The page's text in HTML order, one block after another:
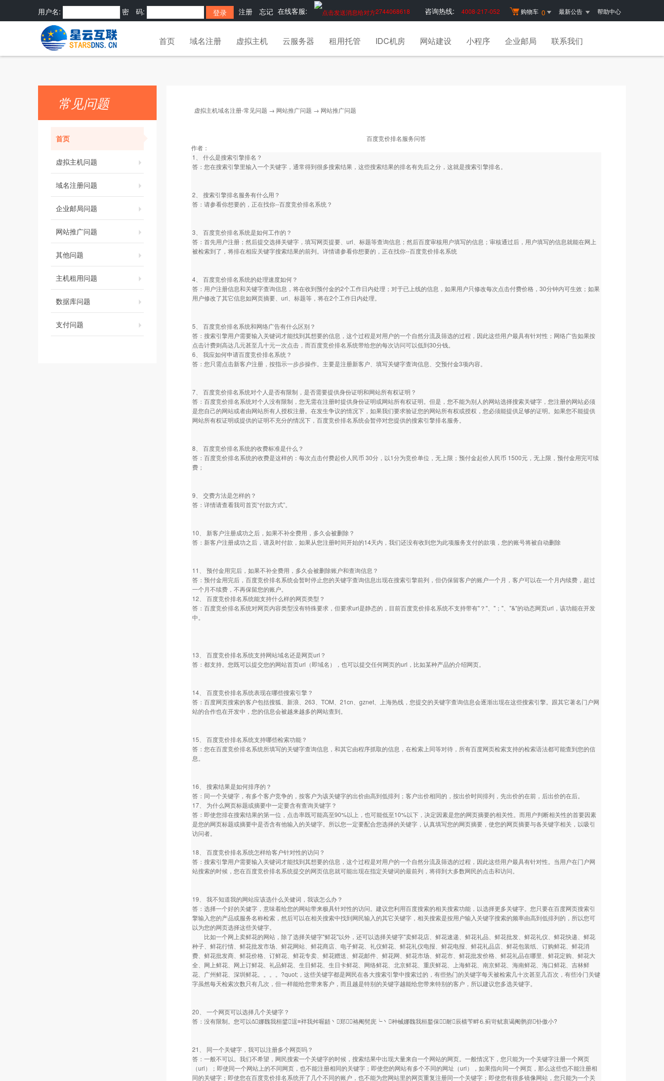
在线客服: 2744068618 咨询热线: 4008-217-052 购物车 0 最新公告 帮助中心
用户名: 密 码: 注册 忘记
密码? 快捷登录:
首页 域名注册 虚拟主机 云服务器 租用托管 IDC机房 网站建设 小程序 企业邮局 联系我们
常见问题
首页
虚拟主机问题
域名注册问题
企业邮局问题
网站推广问题
其他问题
主机租用问题
数据库问题
支付问题
虚拟主机域名注册-常见问题 → 网站推广问题 → 网站推广问题
百度竞价排名服务问答
作者：
1、 什么是搜索引擎排名？
答：您在搜索引擎里输入一个关键字，通常得到很多搜索结果，这些搜索结果的排名有先后之分，这就是搜索引擎排名。
2、 搜索引擎排名服务有什么用？
答：请参看你想要的，正在找你--百度竞价排名系统？
3、 百度竞价排名系统是如何工作的？
答：首先用户注册；然后提交选择关键字，填写网页提要、url、标题等查询信息；然后百度审核用户填写的信息；审核通过后，用户填写的信息就能在网上
被检索到了，将排在相应关键字搜索结果的前列。详情请参看你想要的，正在找你--百度竞价排名系统
4、 百度竞价排名系统的处理速度如何？
答：用户注册信息和关键字查询信息，将在收到预付金的2个工作日内处理；对于已上线的信息，如果用户只修改每次点击付费价格，30分钟内可生效；如果
用户修改了其它信息如网页摘要、url、标题等，将在2个工作日内处理。
5、 百度竞价排名系统和网络广告有什么区别？
答：搜索引擎用户需要输入关键词才能找到其想要的信息，这个过程是对用户的一个自然分流及筛选的过程，因此这些用户最具有针对性；网络广告如果按
点击计费则高达几元甚至几十元一次点击，而百度竞价排名系统带给您的每次访问可以低到30分钱。
6、 我应如何申请百度竞价排名系统？
答：您只需点击新客户注册，按指示一步步操作。主要是注册新客户、填写关键字查询信息、交预付金3项内容。
7、 百度竞价排名系统对个人是否有限制，是否需要提供身份证明和网站所有权证明？
答：百度竞价排名系统对个人没有限制，您无需在注册时提供身份证明或网站所有权证明。但是，您不能为别人的网站选择搜索关键字，您注册的网站必须
是您自己的网站或者由网站所有人授权注册。在发生争议的情况下，如果我们要求验证您的网站所有权或授权，您必须能提供足够的证明。如果您不能提供
网站所有权证明或提供的证明不充分的情况下，百度竞价排名系统会暂停对您提供的搜索引擎排名服务。
8、 百度竞价排名系统的收费标准是什么？
答：百度竞价排名系统的收费是这样的：每次点击付费起价人民币 30分，以1分为竞价单位，无上限；预付金起价人民币 1500元，无上限，预付金用完可续
费；
9、 交费方法是怎样的？
答：详情请查看我司首页“付款方式”。
10、 新客户注册成功之后，如果不补全费用，多久会被删除？
答：新客户注册成功之后，请及时付款，如果从您注册时间开始的14天内，我们还没有收到您为此项服务支付的款项，您的账号将被自动删除
11、 预付金用完后，如果不补全费用，多久会被删除账户和查询信息？
答：预付金用完后，百度竞价排名系统会暂时停止您的关键字查询信息出现在搜索引擎前列，但仍保留客户的账户一个月，客户可以在一个月内续费，超过
一个月不续费，不再保留您的账户。
12、 百度竞价排名系统能支持什么样的网页类型？
答：百度竞价排名系统对网页内容类型没有特殊要求，但要求url是静态的，目前百度竞价排名系统不支持带有"？"、"；"、"&"的动态网页url，该功能在开发
中。
13、 百度竞价排名系统支持网站域名还是网页url？
答：都支持。您既可以提交您的网站首页url（即域名），也可以提交任何网页的url，比如某种产品的介绍网页。
14、 百度竞价排名系统表现在哪些搜索引擎？
答：百度网页搜索的客户包括搜狐、新浪、263、TOM、21cn、gznet、上海热线，您提交的关键字查询信息会逐渐出现在这些搜索引擎。跟其它著名门户网
站的合作也在开发中，您的信息会被越来越多的网站查到。
15、 百度竞价排名系统支持哪些检索功能？
答：您在百度竞价排名系统所填写的关键字查询信息，和其它由程序抓取的信息，在检索上同等对待，所有百度网页检索支持的检索语法都可能查到您的信
息。
16、 搜索结果是如何排序的？
答：同一个关键字，有多个客户竞争的，按客户为该关键字的出价由高到低排列；客户出价相同的，按出价时间排列，先出价的在前，后出价的在后。
17、 为什么网页标题或摘要中一定要含有查询关键字？
答：即使您排在搜索结果的第一位，点击率既可能高至90%以上，也可能低至10%以下，决定因素是您的网页摘要的相关性。而用户判断相关性的首要因素
是您的网页标题或摘要中是否含有他输入的关键字。所以您一定要配合您选择的关键字，认真填写您的网页摘要，使您的网页摘要与各关键字相关，以吸引
访问者。
18、 百度竞价排名系统怎样给客户针对性的访问？
答：搜索引擎用户需要输入关键词才能找到其想要的信息，这个过程是对用户的一个自然分流及筛选的过程，因此这些用户最具有针对性。当用户在门户网
站搜索的时候，您在百度竞价排名系统提交的网页信息就可能出现在指定关键词的最前列，将得到大多数网民的点击和访问。
19、 我不知道我的网站应该选什么关健词，我该怎么办？
答：选择一个好的关健字，意味着给您的网站带来极具针对性的访问。建议您利用百度搜索的相关搜索功能，以选择更多关键字。您只要在百度网页搜索引
擎输入您的产品或服务名称检索，然后可以在相关搜索中找到网民输入的其它关键字，相关搜索是按用户输入关键字搜索的频率由高到低排列的，所以您可
以为您的网页选择这些关键字。
比如一个网上卖鲜花的网站，除了选择关键字"鲜花"以外，还可以选择关键字"卖鲜花店、鲜花速递、鲜花礼品、鲜花批发、鲜花礼仪、鲜花快递、鲜花
种子、鲜花行情、鲜花批发市场、鲜花网站、鲜花商店、电子鲜花、礼仪鲜花、鲜花礼仪电报、鲜花电报、鲜花礼品店、鲜花包装纸、订购鲜花、鲜花消
费、鲜花批发商、鲜花价格、订鲜花、鲜花专卖、鲜花赠送、鲜花邮件、鲜花网、鲜花市场、鲜花市、鲜花批发价格、鲜花礼品在哪里、鲜花定购、鲜花大
全、网上鲜花、网上订鲜花、礼品鲜花、生日鲜花、生日卡鲜花、网络鲜花、北京鲜花、重庆鲜花、上海鲜花、南京鲜花、海南鲜花、海口鲜花、吉林鲜
花、广州鲜花、深圳鲜花。。。。?quot;，这些关键字都是网民在各大搜索引擎中搜索过的，有些热门的关键字每天被检索几十次甚至几百次，有些冷门关键
字虽然每天检索次数只有几次，但一样能给您带来客户，而且越是特别的关键字越能给您带来特别的客户，所以建议您多选关键字。
20、 一个网页可以选择几个关键字？
答：没有限制。您可以娜魏我桓鐾逞≡袢我舛喔龉丶郑袼阉髡庑┕丶种械娜魏我桓鍪保耐辰樯苄畔⒍蓟岢鱿衷谒阉鹘峁钋傲小?
21、 同一个关键字，我可以注册多个网页吗？
答：一般不可以。我们不希望，网民搜索一个关键字的时候，搜索结果中出现大量来自一个网站的网页。一般情况下，您只能为一个关键字注册一个网页
（url）；即使同一个网站上的不同网页，也不能注册相同的关键字；即使您的网站有多个不同的网址（url），如果指向同一个网页，那么这些也不能注册相
同的关键字；即使您在百度竞价排名系统开了几个不同的账户，也不能为您网站里的网页重复注册同一个关键字；即使您有很多镜像网站，您只能为一个关